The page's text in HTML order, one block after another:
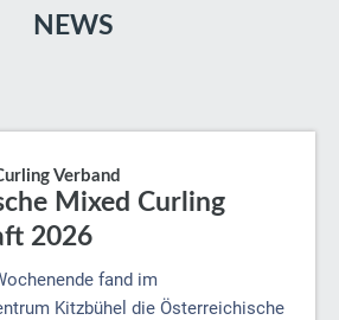
NEWS
Verband
Mixed Curling
2026
fand im
Kitzbühel die Österreichische